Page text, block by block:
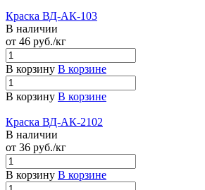
Краска ВД-АК-103
В наличии
от 46 руб./кг
В корзину В корзине
В корзину В корзине
Краска ВД-АК-2102
В наличии
от 36 руб./кг
В корзину В корзине